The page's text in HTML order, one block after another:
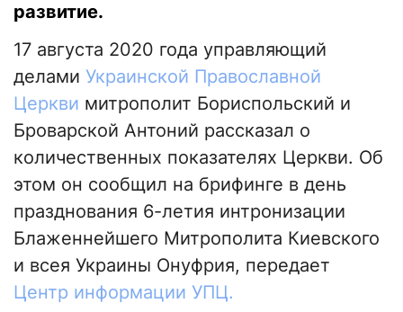
развитие.
17 августа 2020 года управляющий
делами Украинской Православной
Церкви митрополит Бориспольский и
Броварской Антоний рассказал о
количественных показателях Церкви. Об
этом он сообщил на брифинге в день
празднования 6-летия интронизации
Блаженнейшего Митрополита Киевского
и всея Украины Онуфрия, передает
Центр информации УПЦ.